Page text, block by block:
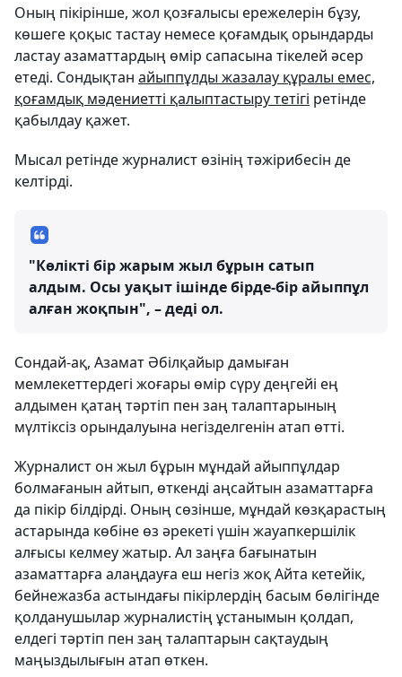
Оның пікірінше, жол қозғалысы ережелерін бұзу,
көшеге қоқыс тастау немесе қоғамдық орындарды
ластау азаматтардың өмір сапасына тікелей әсер
етеді. Сондықтан айыппұлды жазалау құралы емес,
қоғамдық мәдениетті қалыптастыру тетігі ретінде
қабылдау қажет.
Мысал ретінде журналист өзінің тәжірибесін де
келтірді.
"Көлікті бір жарым жыл бұрын сатып
алдым. Осы уақыт ішінде бірде-бір айыппұл
алған жоқпын", – деді ол.
Сондай-ақ, Азамат Әбілқайыр дамыған
мемлекеттердегі жоғары өмір сүру деңгейі ең
алдымен қатаң тәртіп пен заң талаптарының
мүлтіксіз орындалуына негізделгенін атап өтті.
Журналист он жыл бұрын мұндай айыппұлдар
болмағанын айтып, өткенді аңсайтын азаматтарға
да пікір білдірді. Оның сөзінше, мұндай көзқарастың
астарында көбіне өз әрекеті үшін жауапкершілік
алғысы келмеу жатыр. Ал заңға бағынатын
азаматтарға алаңдауға еш негіз жоқ Айта кетейік,
бейнежазба астындағы пікірлердің басым бөлігінде
қолданушылар журналистің ұстанымын қолдап,
елдегі тәртіп пен заң талаптарын сақтаудың
маңыздылығын атап өткен.